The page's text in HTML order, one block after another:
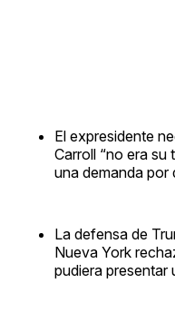
El expresidente
Carroll “no era su
una demanda por
La defensa de
Nueva York
pudiera presentar